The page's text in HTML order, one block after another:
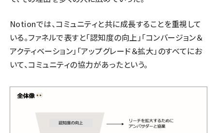
Notionでは、コミュニティと共に成長することを重視して
いる。ファネルで表すと「認知度の向上」「コンバージョン＆
アクティベーション」「アップグレード＆拡大」のすべてにお
いて、コミュニティの協力があったという。